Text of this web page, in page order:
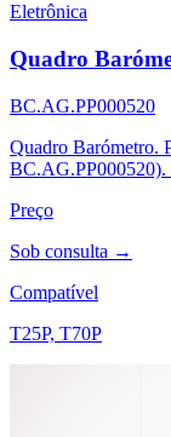
Eletrônica
Quadro
BC.AG.PP000520
Quadro Barómetro.
BC.AG.PP000520).
Preço
Sob consulta →
Compatível
T25P, T70P